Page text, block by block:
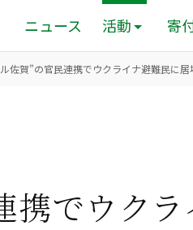
ニュース 活動 寄
佐賀”の官民連携でウクライナ避難民に居
携でウク